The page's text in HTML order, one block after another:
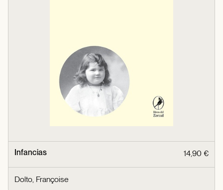
Infancias 14,90 €
Dolto, Françoise